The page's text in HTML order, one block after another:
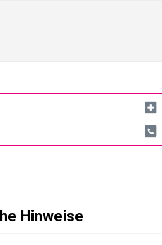
Hinweise